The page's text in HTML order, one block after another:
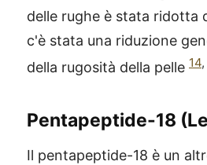
delle rughe è stata ridotta
c'è stata una riduzione
della rugosità della pelle 14,
Pentapeptide-18
Il pentapeptide-18 è un